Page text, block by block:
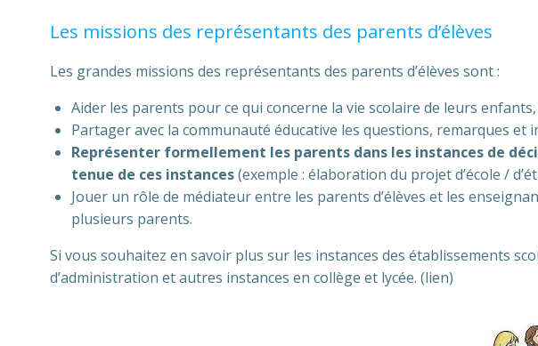
Les missions des représentants des parents d’élèves
Les grandes missions des représentants des parents d’élèves sont :
Aider les parents pour ce qui concerne la vie scolaire de leurs
Partager avec la communauté éducative les questions, remarques et
Représenter formellement les parents dans les instances de
tenue de ces instances(exemple : élaboration du projet d’école /
Jouer un rôle de médiateur entre les parents d’élèves et les
plusieurs parents.
Si vous souhaitez en savoir plus sur les instances des établissements
d’administration et autres instances en collège et lycée. (lien)